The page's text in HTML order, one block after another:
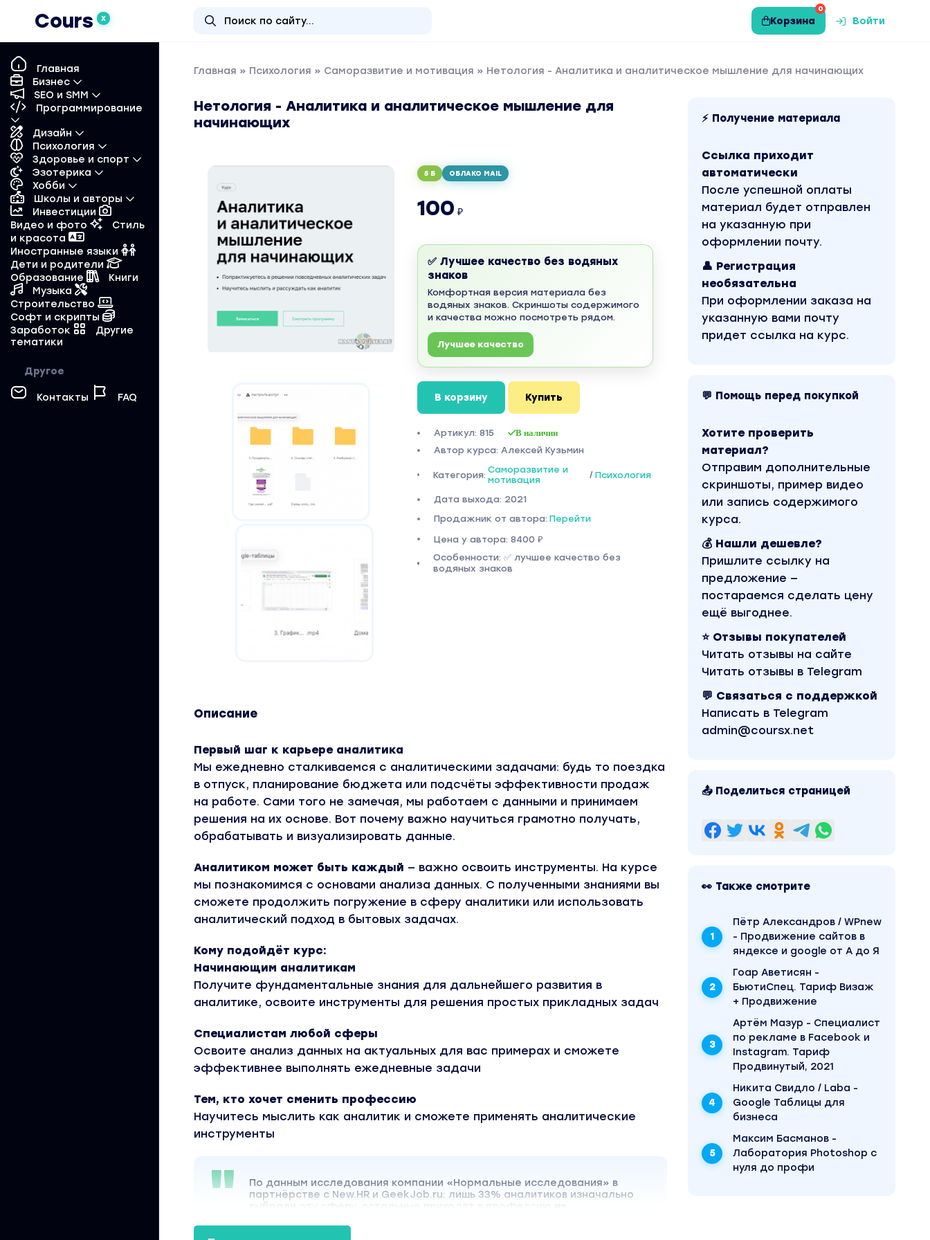
Cours X
0
Корзина Войти
Главная
Бизнес
SEO и SMM
Программирование
Дизайн
Психология
Здоровье и спорт
Эзотерика
Хобби
Школы и авторы
Инвестиции
Видео и фото
Стиль
и красота
Иностранные языки
Дети и родители
Образование
Книги
Музыка
Строительство
Софт и скрипты
Заработок
Другие
тематики
Другое
Контакты FAQ
Главная » Психология » Саморазвитие и мотивация » Нетология - Аналитика и аналитическое мышление для начинающих
Нетология - Аналитика и аналитическое мышление для
начинающих
5 Б ОБЛАКО MAIL
100 ₽
✅ Лучшее качество без водяных
знаков
Комфортная версия материала без
водяных знаков. Скриншоты содержимого
и качества можно посмотреть рядом.
Лучшее качество
В корзину Купить
Артикул: 815 В наличии
Автор курса: Алексей Кузьмин
Категория: Саморазвитие и
мотивация
/ Психология
Дата выхода: 2021
Продажник от автора: Перейти
Цена у автора: 8400 ₽
Особенности: ✅ лучшее качество без
водяных знаков
Описание
Первый шаг к карьере аналитика
Мы ежедневно сталкиваемся с аналитическими задачами: будь то поездка
в отпуск, планирование бюджета или подсчёты эффективности продаж
на работе. Сами того не замечая, мы работаем с данными и принимаем
решения на их основе. Вот почему важно научиться грамотно получать,
обрабатывать и визуализировать данные.
Аналитиком может быть каждый — важно освоить инструменты. На курсе
мы познакомимся с основами анализа данных. С полученными знаниями вы
сможете продолжить погружение в сферу аналитики или использовать
аналитический подход в бытовых задачах.
Кому подойдёт курс:
Начинающим аналитикам
Получите фундаментальные знания для дальнейшего развития в
аналитике, освоите инструменты для решения простых прикладных задач
Специалистам любой сферы
Освоите анализ данных на актуальных для вас примерах и сможете
эффективнее выполнять ежедневные задачи
Тем, кто хочет сменить профессию
Научитесь мыслить как аналитик и сможете применять аналитические
инструменты
По данным исследования компании «Нормальные исследования» в
партнёрстве с New.HR и GeekJob.ru: лишь 33% аналитиков изначально
выбрали эту сферу, остальные приходят в профессию
⚡ Получение материала
Ссылка приходит
автоматически
После успешной оплаты
материал будет отправлен
на указанную при
оформлении почту.
👤 Регистрация
необязательна
При оформлении заказа на
указанную вами почту
придет ссылка на курс.
💬 Помощь перед покупкой
Хотите проверить
материал?
Отправим дополнительные
скриншоты, пример видео
или запись содержимого
курса.
💰 Нашли дешевле?
Пришлите ссылку на
предложение —
постараемся сделать цену
ещё выгоднее.
⭐ Отзывы покупателей
Читать отзывы на сайте
Читать отзывы в Telegram
💬 Связаться с поддержкой
Написать в Telegram
admin@coursx.net
📤 Поделиться страницей
👀 Также смотрите
Пётр Александров / WPnew
- Продвижение сайтов в
яндексе и google от А до Я
Гоар Аветисян -
БьютиСпец. Тариф Визаж
+ Продвижение
Артём Мазур - Специалист
по рекламе в Facebook и
Instagram. Тариф
Продвинутый, 2021
Никита Свидло / Laba -
Google Таблицы для
бизнеса
Максим Басманов -
Лаборатория Photoshop с
нуля до профи